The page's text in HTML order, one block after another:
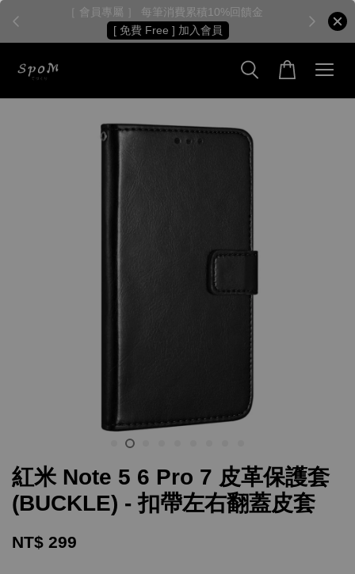
［ 會員專屬 ］ 每筆消費累積10%回饋金
[ 免費 Free ] 加入會員
紅米 Note 5 6 Pro 7 皮革保護套
(BUCKLE) - 扣帶左右翻蓋皮套
NT$ 299